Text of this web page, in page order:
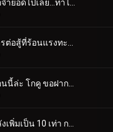
ตอนที่ 30 การต่อสู้ที่ร้อนแรงทะลุลิมิต โกคู VS เบจิต้า
ตอนที่ 32 พลังเพิ่มเป็น 10 เท่า การแปลงร่างของเบจิต้า